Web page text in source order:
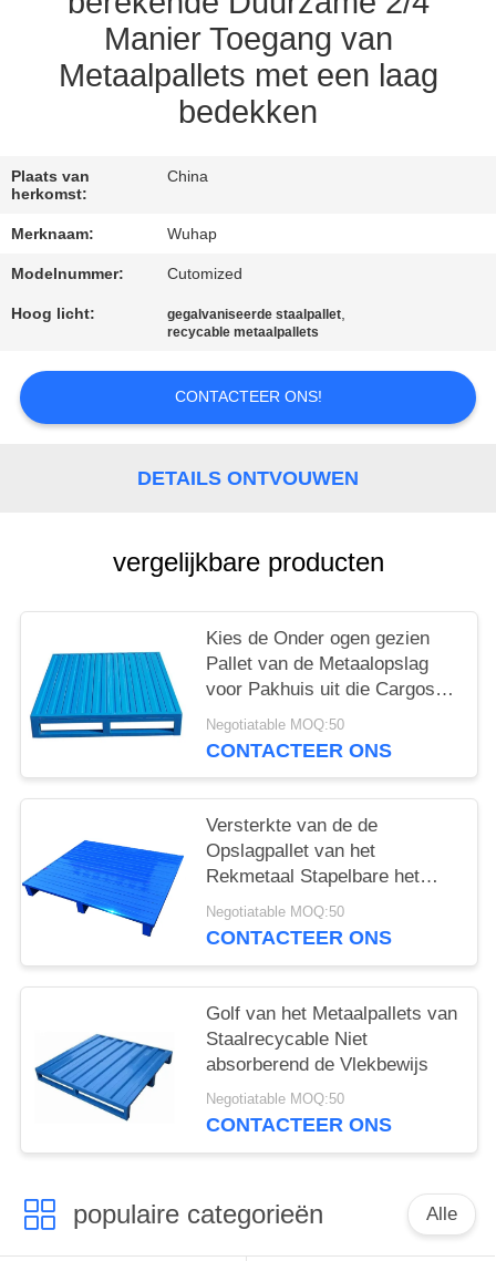
SITEMAP
POLICY
Manier Toegang van
Metaalpallets met een laag
bedekken
Plaats van
herkomst:
China
Merknaam: Wuhap
Modelnummer: Cutomized
Hoog licht: gegalvaniseerde staalpallet,
recycable metaalpallets
CONTACTEER ONS!
DETAILS ONTVOUWEN
vergelijkbare producten
Kies de Onder ogen gezien
Pallet van de Metaalopslag
voor Pakhuis uit die Cargos
opslaan
Negotiatable MOQ:50
CONTACTEER ONS
Versterkte van de de
Opslagpallet van het
Rekmetaal Stapelbare het
Staalpallets 1200X1000X150
Mm
Negotiatable MOQ:50
CONTACTEER ONS
Golf van het Metaalpallets van
Staalrecycable Niet
absorberend de Vlekbewijs
Negotiatable MOQ:50
CONTACTEER ONS
populaire categorieën Alle